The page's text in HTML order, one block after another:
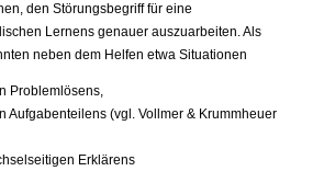
den Störungsbegriff für eine
Lernens genauer auszuarbeiten. Als
neben dem Helfen etwa Situationen
Problemlösens,
Aufgabenteilens (vgl. Vollmer & Krummheuer
Erklärens